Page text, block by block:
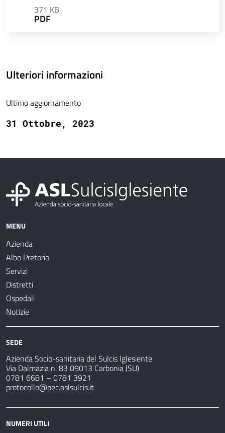
371 KB
PDF
Ulteriori informazioni
Ultimo aggiornamento
31 Ottobre, 2023
MENU
Azienda
Albo Pretorio
Servizi
Distretti
Ospedali
Notizie
SEDE
Azienda Socio-sanitaria del Sulcis Iglesiente
Via Dalmazia n. 83 09013 Carbonia (SU)
0781 6681 – 0781 3921
protocollo@pec.aslsulcis.it
NUMERI UTILI